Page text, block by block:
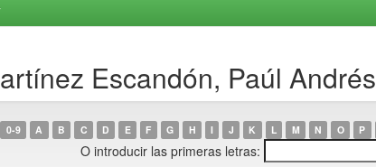
Escandón, Paúl Andrés
0-9 A B C D E F G H I J K L M N O P
O introducir las primeras letras: